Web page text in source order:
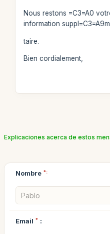
Nous restons =C3=A0
information
taire.
Bien cordialement,
Explicaciones acerca de estos
Nombre *:
Email * :